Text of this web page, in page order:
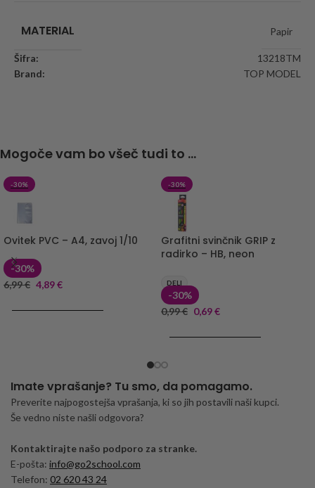
MATERIAL Papir
Šifra:
13218TM
Brand:
TOP MODEL
Mogoče vam bo všeč tudi to ...
-30%
Ovitek PVC – A4, zavoj 1/10
-30%
6,99€ 4,89€
-30%
Grafitni svinčnik GRIP z
radirko – HB, neon
DELI
-30%
0,99€ 0,69€
Imate vprašanje? Tu smo, da pomagamo.
Preverite najpogostejša vprašanja, ki so jih postavili naši kupci.
Še vedno niste našli odgovora?
Kontaktirajte našo podporo za stranke.
E-pošta: info@go2school.com
Telefon: 02 620 43 24